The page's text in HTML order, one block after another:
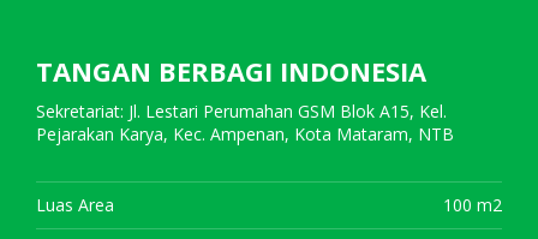
TANGAN BERBAGI INDONESIA
Sekretariat: Jl. Lestari Perumahan GSM Blok A15, Kel.
Pejarakan Karya, Kec. Ampenan, Kota Mataram, NTB
Luas Area 100 m2